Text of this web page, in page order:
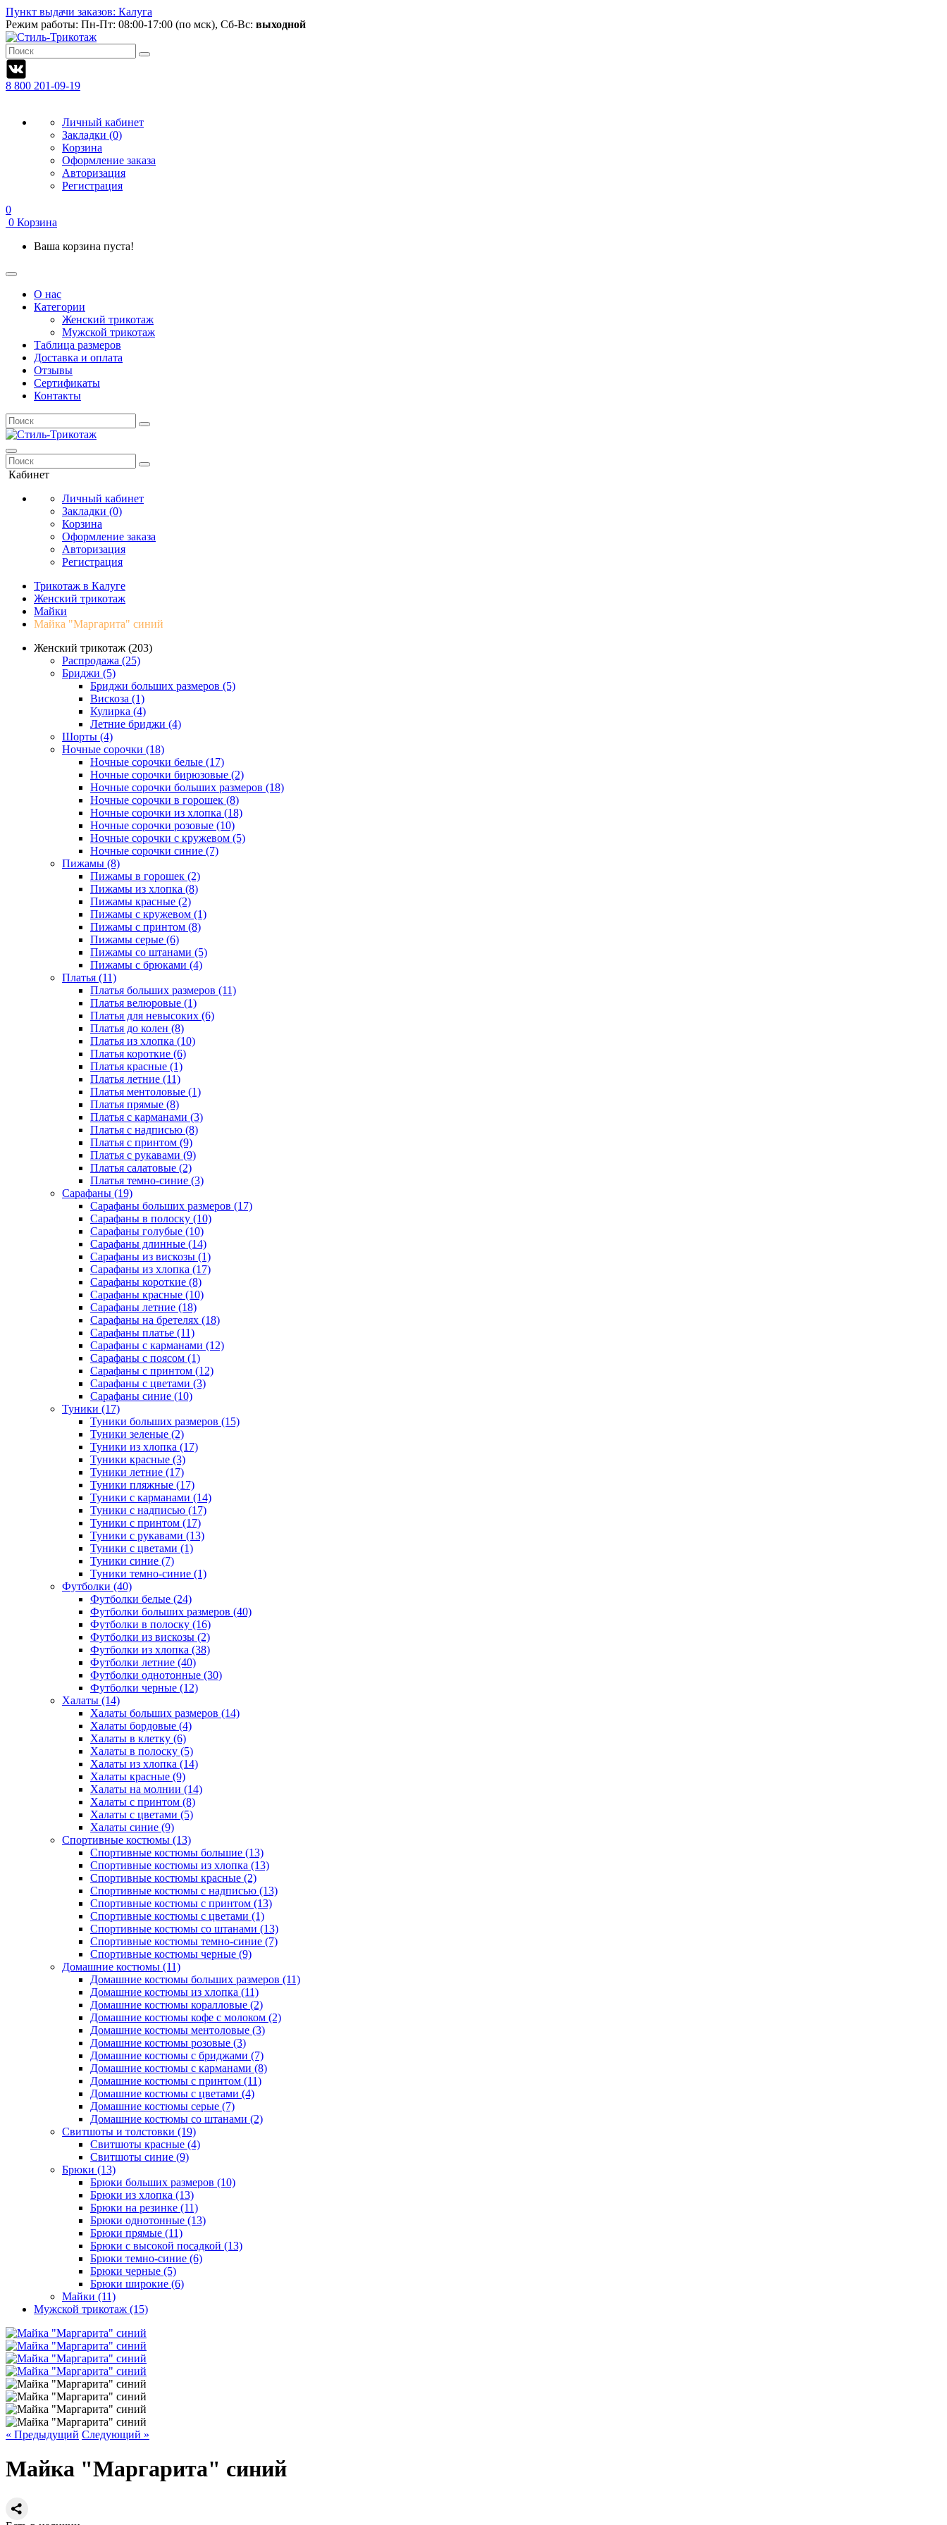
Пункт выдачи заказов: Калуга
Режим работы: Пн-Пт: 08:00-17:00 (по мск), Сб-Вс: выходной
8 800 201-09-19
Личный кабинет
Закладки (0)
Корзина
Оформление заказа
Авторизация
Регистрация
0
0 Корзина
Ваша корзина пуста!
О нас
Категории
Женский трикотаж
Мужской трикотаж
Таблица размеров
Доставка и оплата
Отзывы
Сертификаты
Контакты
Кабинет
Личный кабинет
Закладки (0)
Корзина
Оформление заказа
Авторизация
Регистрация
Трикотаж в Калуге
Женский трикотаж
Майки
Майка "Маргарита" синий
Женский трикотаж (203)
Распродажа (25)
Бриджи (5)
Бриджи больших размеров (5)
Вискоза (1)
Кулирка (4)
Летние бриджи (4)
Шорты (4)
Ночные сорочки (18)
Ночные сорочки белые (17)
Ночные сорочки бирюзовые (2)
Ночные сорочки больших размеров (18)
Ночные сорочки в горошек (8)
Ночные сорочки из хлопка (18)
Ночные сорочки розовые (10)
Ночные сорочки с кружевом (5)
Ночные сорочки синие (7)
Пижамы (8)
Пижамы в горошек (2)
Пижамы из хлопка (8)
Пижамы красные (2)
Пижамы с кружевом (1)
Пижамы с принтом (8)
Пижамы серые (6)
Пижамы со штанами (5)
Пижамы с брюками (4)
Платья (11)
Платья больших размеров (11)
Платья велюровые (1)
Платья для невысоких (6)
Платья до колен (8)
Платья из хлопка (10)
Платья короткие (6)
Платья красные (1)
Платья летние (11)
Платья ментоловые (1)
Платья прямые (8)
Платья с карманами (3)
Платья с надписью (8)
Платья с принтом (9)
Платья с рукавами (9)
Платья салатовые (2)
Платья темно-синие (3)
Сарафаны (19)
Сарафаны больших размеров (17)
Сарафаны в полоску (10)
Сарафаны голубые (10)
Сарафаны длинные (14)
Сарафаны из вискозы (1)
Сарафаны из хлопка (17)
Сарафаны короткие (8)
Сарафаны красные (10)
Сарафаны летние (18)
Сарафаны на бретелях (18)
Сарафаны платье (11)
Сарафаны с карманами (12)
Сарафаны с поясом (1)
Сарафаны с принтом (12)
Сарафаны с цветами (3)
Сарафаны синие (10)
Туники (17)
Туники больших размеров (15)
Туники зеленые (2)
Туники из хлопка (17)
Туники красные (3)
Туники летние (17)
Туники пляжные (17)
Туники с карманами (14)
Туники с надписью (17)
Туники с принтом (17)
Туники с рукавами (13)
Туники с цветами (1)
Туники синие (7)
Туники темно-синие (1)
Футболки (40)
Футболки белые (24)
Футболки больших размеров (40)
Футболки в полоску (16)
Футболки из вискозы (2)
Футболки из хлопка (38)
Футболки летние (40)
Футболки однотонные (30)
Футболки черные (12)
Халаты (14)
Халаты больших размеров (14)
Халаты бордовые (4)
Халаты в клетку (6)
Халаты в полоску (5)
Халаты из хлопка (14)
Халаты красные (9)
Халаты на молнии (14)
Халаты с принтом (8)
Халаты с цветами (5)
Халаты синие (9)
Спортивные костюмы (13)
Спортивные костюмы большие (13)
Спортивные костюмы из хлопка (13)
Спортивные костюмы красные (2)
Спортивные костюмы с надписью (13)
Спортивные костюмы с принтом (13)
Спортивные костюмы с цветами (1)
Спортивные костюмы со штанами (13)
Спортивные костюмы темно-синие (7)
Спортивные костюмы черные (9)
Домашние костюмы (11)
Домашние костюмы больших размеров (11)
Домашние костюмы из хлопка (11)
Домашние костюмы коралловые (2)
Домашние костюмы кофе с молоком (2)
Домашние костюмы ментоловые (3)
Домашние костюмы розовые (3)
Домашние костюмы с бриджами (7)
Домашние костюмы с карманами (8)
Домашние костюмы с принтом (11)
Домашние костюмы с цветами (4)
Домашние костюмы серые (7)
Домашние костюмы со штанами (2)
Свитшоты и толстовки (19)
Свитшоты красные (4)
Свитшоты синие (9)
Брюки (13)
Брюки больших размеров (10)
Брюки из хлопка (13)
Брюки на резинке (11)
Брюки однотонные (13)
Брюки прямые (11)
Брюки с высокой посадкой (13)
Брюки темно-синие (6)
Брюки черные (5)
Брюки широкие (6)
Майки (11)
Мужской трикотаж (15)
« Предыдущий Следующий »
Майка "Маргарита" синий